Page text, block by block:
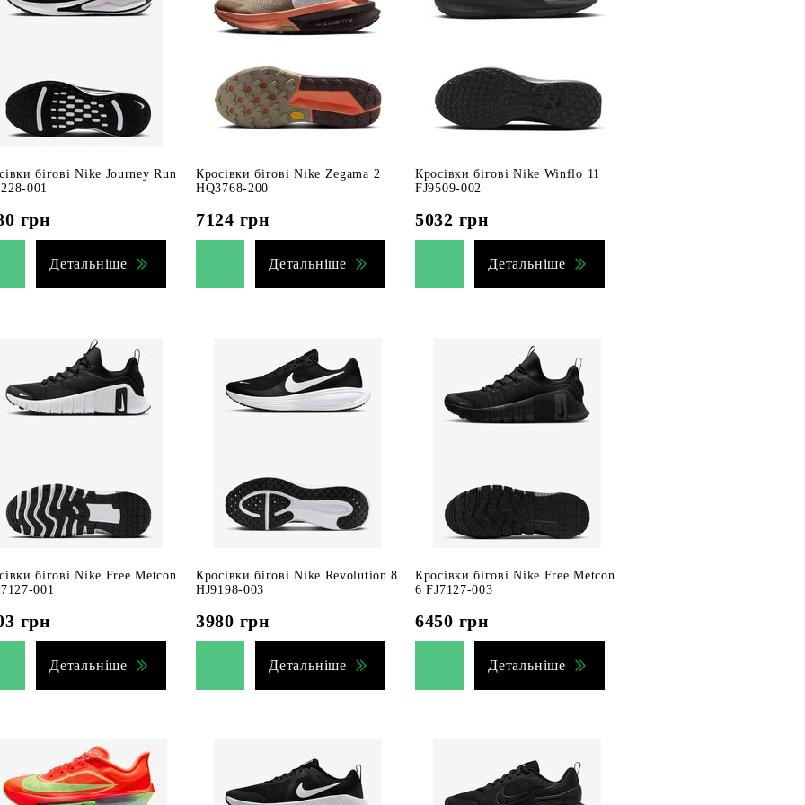
бігові Nike Journey Run
001
грн
Детальніше
Кросівки бігові Nike Zegama 2
HQ3768-200
7124 грн
Детальніше
Кросівки бігові Nike Winflo 11
FJ9509-002
5032 грн
Детальніше
бігові Nike Free Metcon
001
грн
Детальніше
Кросівки бігові Nike Revolution 8
HJ9198-003
3980 грн
Детальніше
Кросівки бігові Nike Free Metcon
6 FJ7127-003
6450 грн
Детальніше